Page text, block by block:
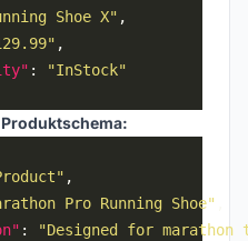
Shoe X"
:
"InStock"
Pro Running Shoe"
: "Designed for